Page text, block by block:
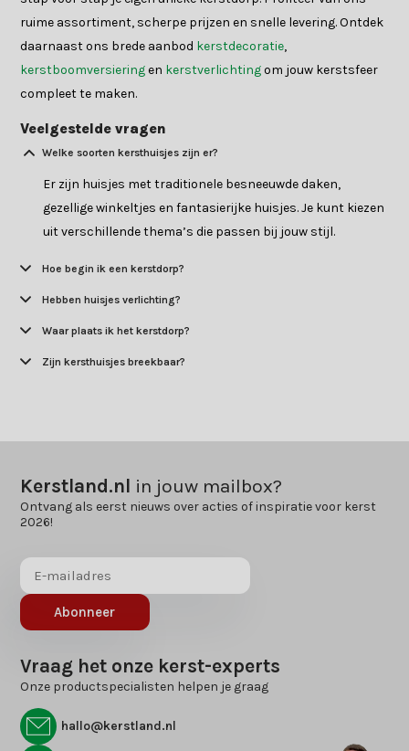
ruime assortiment, scherpe prijzen en snelle levering. Ontdek
daarnaast ons brede aanbod kerstdecoratie,
kerstboomversieringen kerstverlichtingom jouw kerstsfeer
compleet te maken.
Veelgestelde vragen
Welke soorten kersthuisjes zijn er?
Er zijn huisjes met traditionele besneeuwde daken,
gezellige winkeltjes en fantasierijke huisjes. Je kunt kiezen
uit verschillende thema’s die passen bij jouw stijl.
Hoe begin ik een kerstdorp?
Hebben huisjes verlichting?
Waar plaats ik het kerstdorp?
Zijn kersthuisjes breekbaar?
Kerstland.nl in jouw mailbox?
Ontvang als eerst nieuws over acties of inspiratie voor kerst
2026!
Abonneer
Vraag het onze kerst-experts
Onze productspecialisten helpen je graag
hallo@kerstland.nl